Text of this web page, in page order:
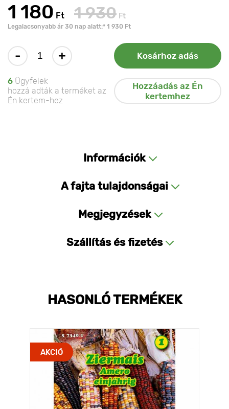
1 180 Ft 1 930 Ft
Legalacsonyabb ár 30 nap alatt:* 1 930 Ft
- + Kosárhoz adás
6 Ügyfelek
hozzá adták a terméket az
Én kertem-hez
Hozzáadás az Én
kertemhez
Információk
A fajta tulajdonságai
Megjegyzések
Szállítás és fizetés
HASONLÓ TERMÉKEK
AKCIÓ